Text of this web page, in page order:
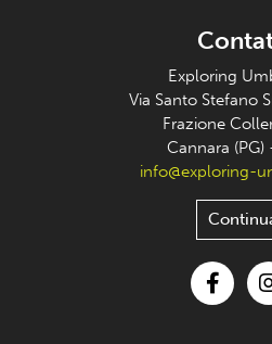
Exploring
Via Santo Stefano
Frazione
Cannara (PG)
info@exploring-